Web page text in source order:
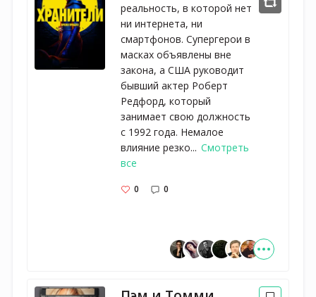
реальность, в которой нет
ни интернета, ни
смартфонов. Супергерои в
масках объявлены вне
закона, а США руководит
бывший актер Роберт
Редфорд, который
занимает свою должность
с 1992 года. Немалое
влияние резко... Смотреть
все
0 0